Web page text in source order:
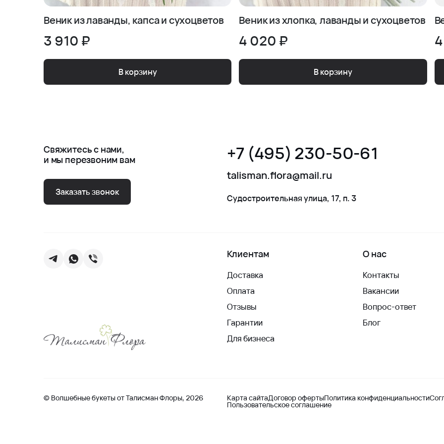
Веник из лаванды, капса и сухоцветов
3 910 ₽
В корзину
Веник из хлопка, лаванды и сухоцветов
4 020 ₽
В корзину
Свяжитесь с нами,
и мы перезвоним вам
Заказать звонок
+7 (495) 230-50-61
talisman.flora@mail.ru
Судостроительная улица, 17, п. 3
Клиентам
Доставка
Оплата
Отзывы
Гарантии
Для бизнеса
О нас
Контакты
Вакансии
Вопрос-ответ
Блог
© Волшебные букеты от Талисман Флоры, 2026 Карта сайтаДоговор офертыПолитика конфиденциальности
Пользовательское соглашение